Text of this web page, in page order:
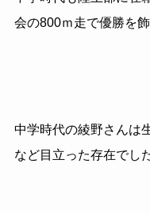
会の800ｍ走で優勝を飾
中学時代の綾野さんは
など目立った存在でした